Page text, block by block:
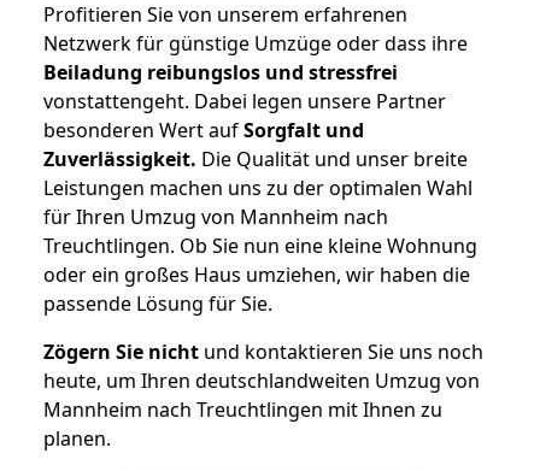
Profitieren Sie von unserem erfahrenen
Netzwerk für günstige Umzüge oder dass ihre
Beiladung reibungslos und stressfrei
vonstattengeht. Dabei legen unsere Partner
besonderen Wert aufSorgfalt und
Zuverlässigkeit. Die Qualität und unser breite
Leistungen machen uns zu der optimalen Wahl
für Ihren Umzug von Mannheim nach
Treuchtlingen. Ob Sie nun eine kleine Wohnung
oder ein großes Haus umziehen, wir haben die
passende Lösung für Sie.
Zögern Sie nicht und kontaktieren Sie uns noch
heute, um Ihren deutschlandweiten Umzug von
Mannheim nach Treuchtlingen mit Ihnen zu
planen.